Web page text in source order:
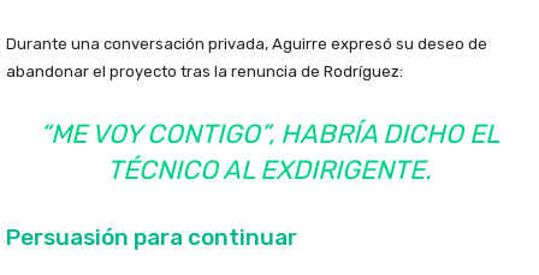
Durante una conversación privada, Aguirre expresó su deseo de
abandonar el proyecto tras la renuncia de Rodríguez:
“ME VOY CONTIGO”, HABRÍA DICHO EL
TÉCNICO AL EXDIRIGENTE.
Persuasión para continuar